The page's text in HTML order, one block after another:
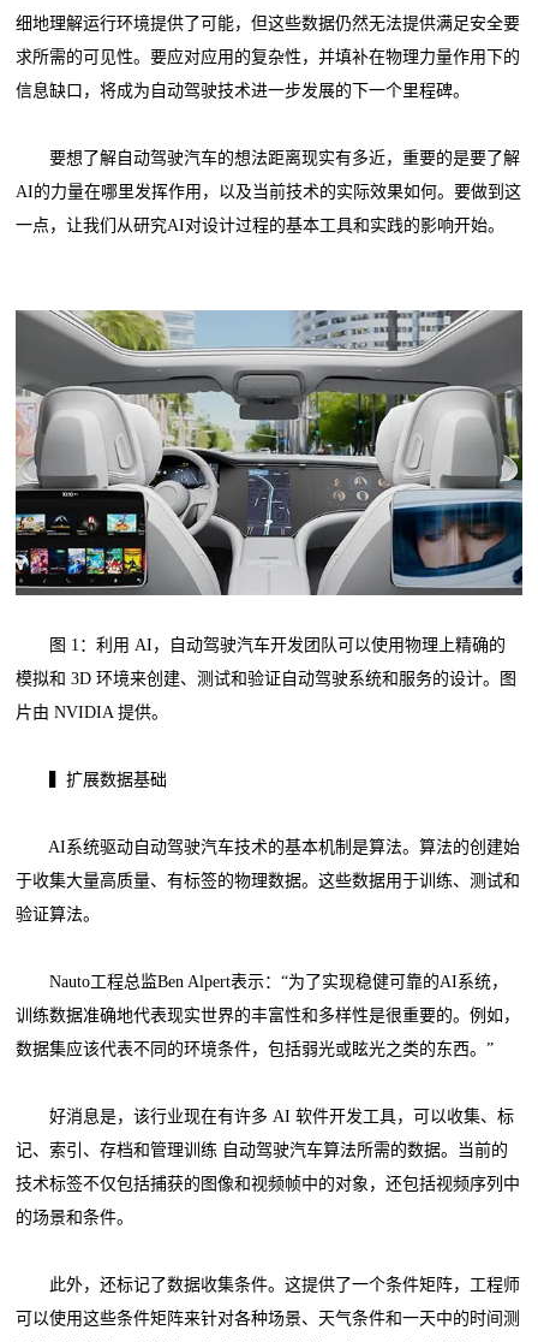
细地理解运行环境提供了可能，但这些数据仍然无法提供满足安全要
求所需的可见性。要应对应用的复杂性，并填补在物理力量作用下的
信息缺口，将成为自动驾驶技术进一步发展的下一个里程碑。
要想了解自动驾驶汽车的想法距离现实有多近，重要的是要了解
AI的力量在哪里发挥作用，以及当前技术的实际效果如何。要做到这
一点，让我们从研究AI对设计过程的基本工具和实践的影响开始。
图 1：利用 AI，自动驾驶汽车开发团队可以使用物理上精确的
模拟和 3D 环境来创建、测试和验证自动驾驶系统和服务的设计。图
片由 NVIDIA 提供。
▍扩展数据基础
AI系统驱动自动驾驶汽车技术的基本机制是算法。算法的创建始
于收集大量高质量、有标签的物理数据。这些数据用于训练、测试和
验证算法。
Nauto工程总监Ben Alpert表示：“为了实现稳健可靠的AI系统，
训练数据准确地代表现实世界的丰富性和多样性是很重要的。例如，
数据集应该代表不同的环境条件，包括弱光或眩光之类的东西。”
好消息是，该行业现在有许多 AI 软件开发工具，可以收集、标
记、索引、存档和管理训练 自动驾驶汽车算法所需的数据。当前的
技术标签不仅包括捕获的图像和视频帧中的对象，还包括视频序列中
的场景和条件。
此外，还标记了数据收集条件。这提供了一个条件矩阵，工程师
可以使用这些条件矩阵来针对各种场景、天气条件和一天中的时间测